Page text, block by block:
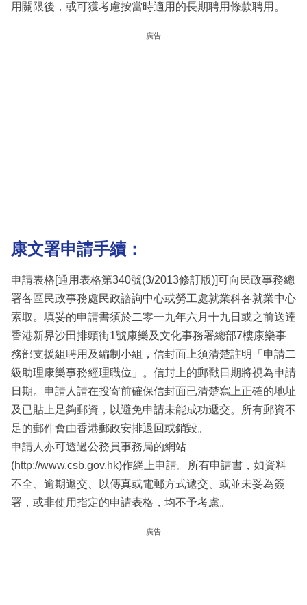
用關限後，或可獲考慮按當時適用的長期聘用條款聘用。
廣告
康文署申請手續：
申請表格[通用表格第340號(3/2013修訂版)]可向民政事務總
署各區民政事務處民政諮詢中心或勞工處就業科各就業中心
索取。填妥的申請書須於二零一九年六月十九日或之前送達
香港新界沙田排頭街1號康樂及文化事務署總部7樓康樂事
務部支援組聘用及編制小組，信封面上須清楚註明「申請二
級助理康樂事務經理職位」。信封上的郵戳日期將視為申請
日期。申請人請在投寄前確保信封面已清楚寫上正確的地址
及已貼上足夠郵資，以避免申請未能成功遞交。所有郵資不
足的郵件會由香港郵政安排退回或銷毀。
申請人亦可透過公務員事務局的網站
(http://www.csb.gov.hk)作網上申請。所有申請書，如資料
不全、逾期遞交、以傳真或電郵方式遞交、或並未妥為簽
署，或非使用指定的申請表格，均不予考慮。
廣告